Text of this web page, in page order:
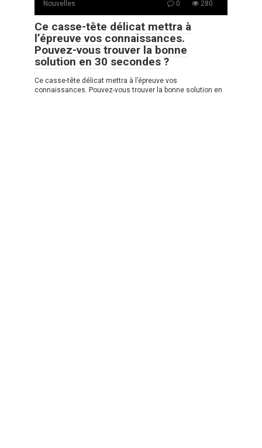
Nouvelles 0 280
Ce casse-tête délicat mettra à
l’épreuve vos connaissances.
Pouvez-vous trouver la bonne
solution en 30 secondes ?
Ce casse-tête délicat mettra à l’épreuve vos
connaissances. Pouvez-vous trouver la bonne solution en